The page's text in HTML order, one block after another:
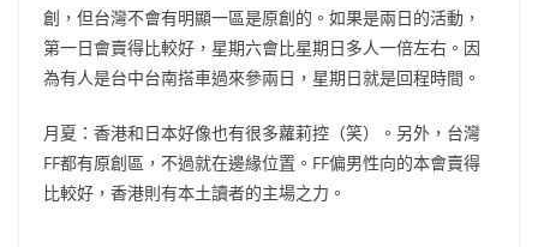
創，但台灣不會有明顯一區是原創的。如果是兩日的活動，
第一日會賣得比較好，星期六會比星期日多人一倍左右。因
為有人是台中台南搭車過來參兩日，星期日就是回程時間。
月夏：香港和日本好像也有很多蘿莉控（笑）。另外，台灣
FF都有原創區，不過就在邊緣位置。FF偏男性向的本會賣得
比較好，香港則有本土讀者的主場之力。